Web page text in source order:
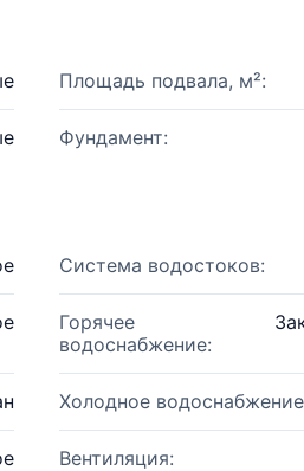
Площадь подвала, м²:
Фундамент:
Система водостоков:
Горячее
водоснабжение:
Холодное
Вентиляция: